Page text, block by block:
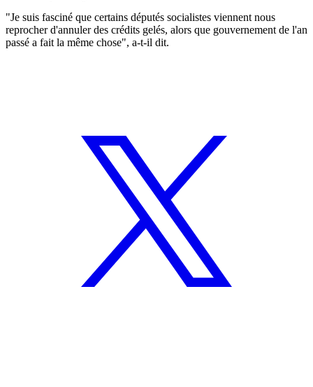
"Je suis fasciné que certains députés socialistes viennent nous
reprocher d'annuler des crédits gelés, alors que gouvernement de l'an
passé a fait la même chose", a-t-il dit.